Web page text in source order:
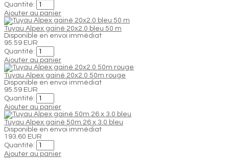
Quantité:
Ajouter au panier
Tuyau Alpex gainé 20x2.0 bleu 50 m
Disponible en envoi immédiat
95.59 EUR
Quantité:
Ajouter au panier
Tuyau Alpex gainé 20x2.0 50m rouge
Disponible en envoi immédiat
95.59 EUR
Quantité:
Ajouter au panier
Tuyau Alpex gainé 50m 26 x 3.0 bleu
Disponible en envoi immédiat
193.60 EUR
Quantité:
Ajouter au panier